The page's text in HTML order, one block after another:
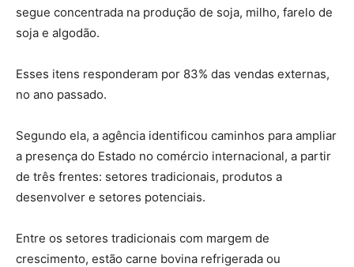
segue concentrada na produção de soja, milho, farelo de
soja e algodão.
Esses itens responderam por 83% das vendas externas,
no ano passado.
Segundo ela, a agência identificou caminhos para ampliar
a presença do Estado no comércio internacional, a partir
de três frentes: setores tradicionais, produtos a
desenvolver e setores potenciais.
Entre os setores tradicionais com margem de
crescimento, estão carne bovina refrigerada ou